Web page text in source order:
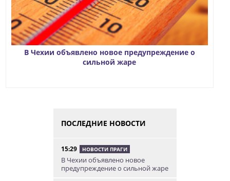
В Чехии объявлено новое предупреждение о
сильной жаре
ПОСЛЕДНИЕ НОВОСТИ
15:29 НОВОСТИ ПРАГИ
В Чехии объявлено новое
предупреждение о сильной жаре